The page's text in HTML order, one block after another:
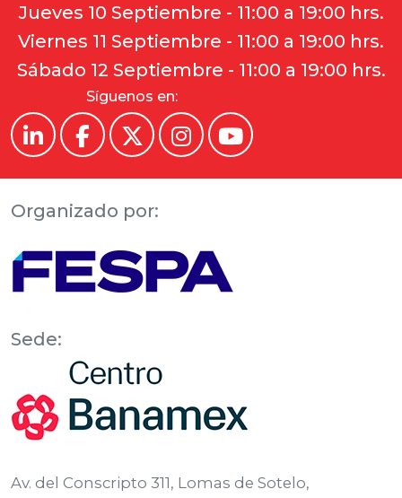
Jueves 10 Septiembre - 11:00 a 19:00 hrs.
Viernes 11 Septiembre - 11:00 a 19:00 hrs.
Sábado 12 Septiembre - 11:00 a 19:00 hrs.
Síguenos en:
Organizado por:
Sede:
Av. del Conscripto 311, Lomas de Sotelo,